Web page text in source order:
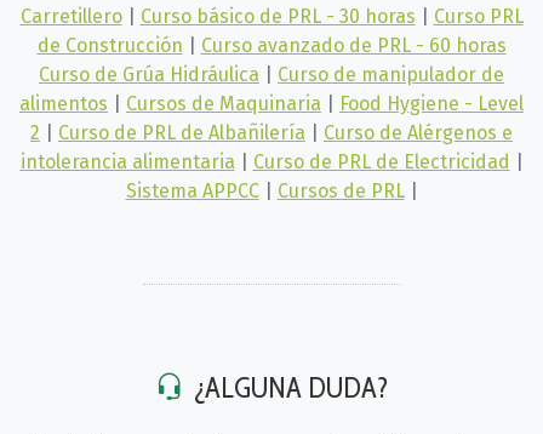
Carretillero
Curso básico de PRL - 30 horas
Curso PRL
de Construcción
Curso avanzado de PRL - 60 horas
Curso de Grúa Hidráulica
Curso de manipulador de
alimentos
Cursos de Maquinaria
Food Hygiene - Level
2
Curso de PRL de Albañilería
Curso de Alérgenos e
intolerancia alimentaria
Curso de PRL de Electricidad
Sistema APPCC
Cursos de PRL
¿ALGUNA DUDA?